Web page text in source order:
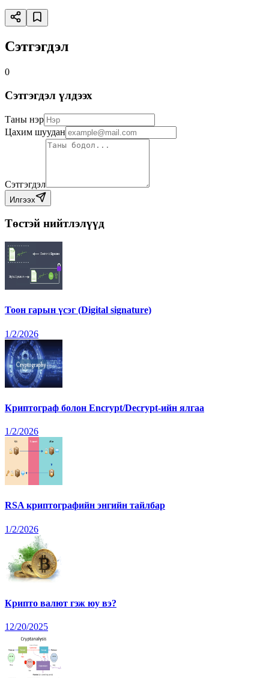
Сэтгэгдэл
0
Сэтгэгдэл үлдээх
Таны нэр
Цахим шуудан
Сэтгэгдэл
Илгээх
Төстэй нийтлэлүүд
Тоон гарын үсэг (Digital signature)
1/2/2026
Криптограф болон Encrypt/Decrypt-ийн ялгаа
1/2/2026
RSA криптографийн энгийн тайлбар
1/2/2026
Крипто валют гэж юу вэ?
12/20/2025